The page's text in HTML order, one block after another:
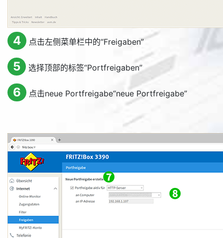
4 点击左侧菜单栏中的“Freigaben”
5 选择顶部的标签“Portfreigaben”
6 点击neue Portfreigabe“neue Portfreigabe”